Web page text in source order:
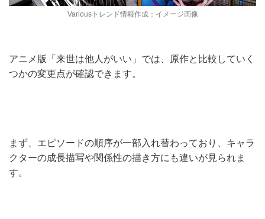
Variousトレンド情報作成：イメージ画像
アニメ版「来世は他人がいい」では、原作と比較していく
つかの変更点が確認できます。
まず、エピソードの順序が一部入れ替わっており、キャラ
クターの成長描写や関係性の描き方にも違いが見られま
す。